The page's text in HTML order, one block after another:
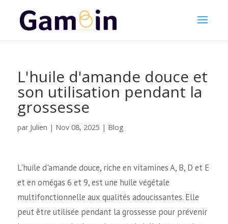
L'huile d'amande douce et
son utilisation pendant la
grossesse
par Julien | Nov 08, 2025 | Blog
L'huile d'amande douce, riche en vitamines A, B, D et E
et en omégas 6 et 9, est une huile végétale
multifonctionnelle aux qualités adoucissantes. Elle
peut être utilisée pendant la grossesse pour prévenir